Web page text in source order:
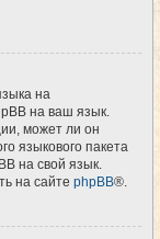
на
на ваш язык.
может ли он
языкового пакета
на свой язык.
на сайте phpBB®.